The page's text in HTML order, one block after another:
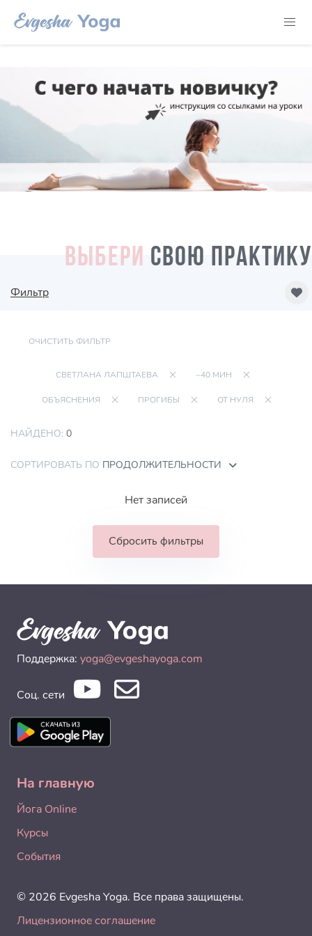
ВЫБЕРИ СВОЮ ПРАКТИКУ
Фильтр
ОЧИСТИТЬ ФИЛЬТР
СВЕТЛАНА ЛАПШТАЕВА ~40 МИН
ОБЪЯСНЕНИЯ ПРОГИБЫ ОТ НУЛЯ
НАЙДЕНО: 0
СОРТИРОВАТЬ ПО ПРОДОЛЖИТЕЛЬНОСТИ
Нет записей
Сбросить фильтры
Поддержка: yoga@evgeshayoga.com
Соц. сети
На главную
Йога Online
Курсы
События
© 2026 Evgesha Yoga. Все права защищены.
Лицензионное соглашение